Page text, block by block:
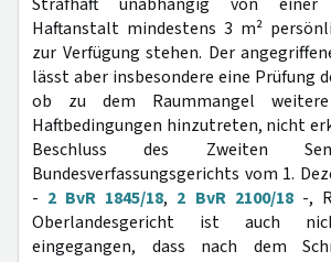
Haftanstalt mindestens 3 m²
zur Verfügung stehen. Der
lässt aber insbesondere eine Prüfung
ob zu dem Raummangel
Haftbedingungen hinzutreten, nicht
Beschluss des Zweiten
Bundesverfassungsgerichts vom 1.
- 2 BvR 1845/18, 2 BvR 2100/18-,
Oberlandesgericht ist auch
eingegangen, dass nach dem